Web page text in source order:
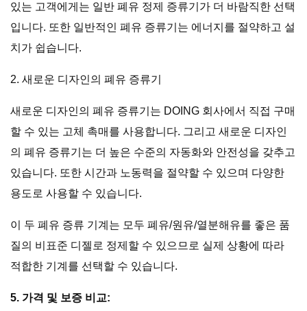
있는 고객에게는 일반 폐유 정제 증류기가 더 바람직한 선택
입니다. 또한 일반적인 폐유 증류기는 에너지를 절약하고 설
치가 쉽습니다.
2. 새로운 디자인의 폐유 증류기
새로운 디자인의 폐유 증류기는 DOING 회사에서 직접 구매
할 수 있는 고체 촉매를 사용합니다. 그리고 새로운 디자인
의 폐유 증류기는 더 높은 수준의 자동화와 안전성을 갖추고
있습니다. 또한 시간과 노동력을 절약할 수 있으며 다양한
용도로 사용할 수 있습니다.
이 두 폐유 증류 기계는 모두 폐유/원유/열분해유를 좋은 품
질의 비표준 디젤로 정제할 수 있으므로 실제 상황에 따라
적합한 기계를 선택할 수 있습니다.
5. 가격 및 보증 비교: